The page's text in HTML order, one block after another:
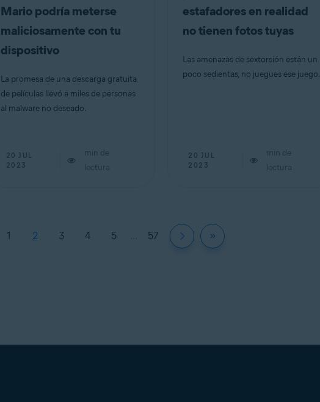
Mario podría meterse
maliciosamente con tu
dispositivo
La promesa de una descarga gratuita
de películas llevó a miles de personas
al malware no deseado.
20 JUL
2023
min de
lectura
estafadores en realidad
no tienen fotos tuyas
Las amenazas de sextorsión están un
poco sedientas, no juegues ese juego.
20 JUL
2023
min de
lectura
1 2 3 4 5 57